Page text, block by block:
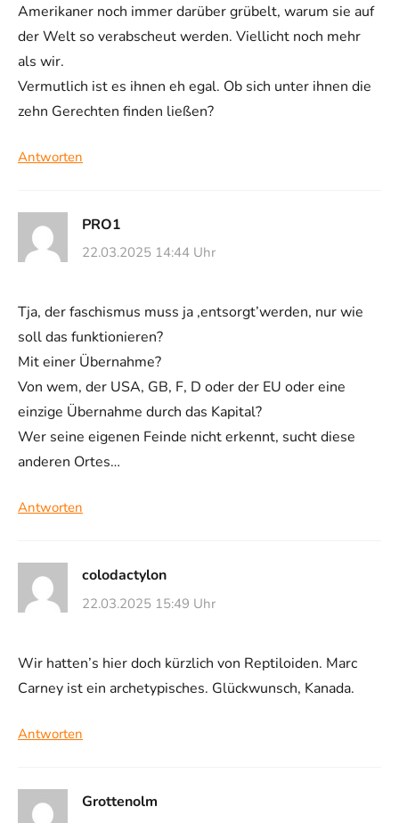
Amerikaner noch immer darüber grübelt, warum sie auf
der Welt so verabscheut werden. Viellicht noch mehr
als wir.
Vermutlich ist es ihnen eh egal. Ob sich unter ihnen die
zehn Gerechten finden ließen?
Antworten
PRO1
22.03.2025 14:44 Uhr
Tja, der faschismus muss ja ‚entsorgt’werden, nur wie
soll das funktionieren?
Mit einer Übernahme?
Von wem, der USA, GB, F, D oder der EU oder eine
einzige Übernahme durch das Kapital?
Wer seine eigenen Feinde nicht erkennt, sucht diese
anderen Ortes…
Antworten
colodactylon
22.03.2025 15:49 Uhr
Wir hatten’s hier doch kürzlich von Reptiloiden. Marc
Carney ist ein archetypisches. Glückwunsch, Kanada.
Antworten
Grottenolm